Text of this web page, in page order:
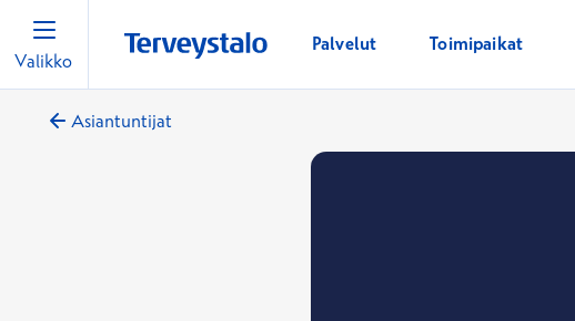
Valikko
Palvelut Toimipaikat
Asiantuntijat